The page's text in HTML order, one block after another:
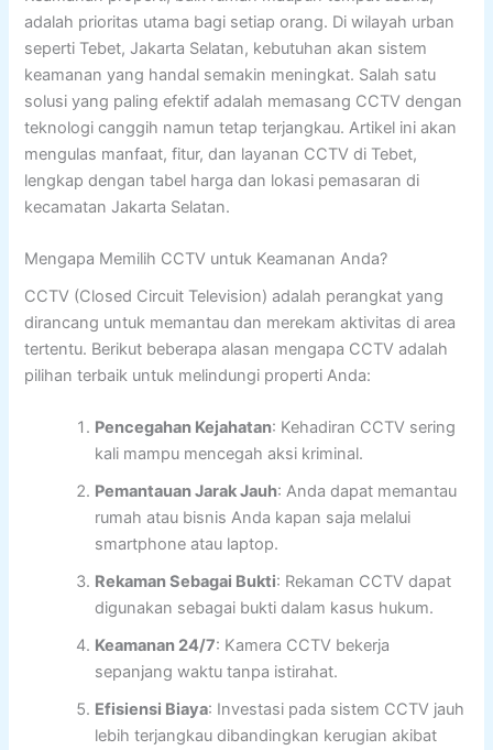
adalah prioritas utama bagi setiap orang. Di wilayah urban
seperti Tebet, Jakarta Selatan, kebutuhan akan sistem
keamanan yang handal semakin meningkat. Salah satu
solusi yang paling efektif adalah memasang CCTV dengan
teknologi canggih namun tetap terjangkau. Artikel ini akan
mengulas manfaat, fitur, dan layanan CCTV di Tebet,
lengkap dengan tabel harga dan lokasi pemasaran di
kecamatan Jakarta Selatan.
Mengapa Memilih CCTV untuk Keamanan Anda?
CCTV (Closed Circuit Television) adalah perangkat yang
dirancang untuk memantau dan merekam aktivitas di area
tertentu. Berikut beberapa alasan mengapa CCTV adalah
pilihan terbaik untuk melindungi properti Anda:
Pencegahan Kejahatan: Kehadiran CCTV sering
kali mampu mencegah aksi kriminal.
Pemantauan Jarak Jauh: Anda dapat memantau
rumah atau bisnis Anda kapan saja melalui
smartphone atau laptop.
Rekaman Sebagai Bukti: Rekaman CCTV dapat
digunakan sebagai bukti dalam kasus hukum.
Keamanan 24/7: Kamera CCTV bekerja
sepanjang waktu tanpa istirahat.
Efisiensi Biaya: Investasi pada sistem CCTV jauh
lebih terjangkau dibandingkan kerugian akibat